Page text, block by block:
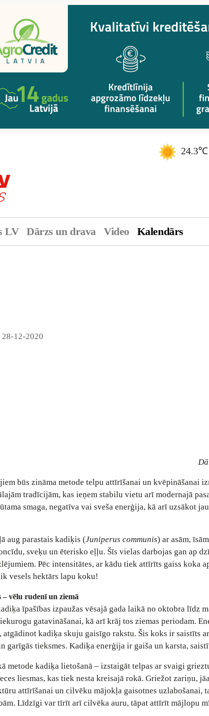
24.3℃
LV Dārzs un drava Video Kalendārs
28-12-2020
būs zināma metode telpu attīrīšanai un kvēpināšanai
tradīcijām, kas ieņem stabilu vietu arī modernajā
smaga, negatīva vai sveša enerģija, kā arī uzsākot
aug parastais kadiķis (Juniperus communis) ar asām,
sveķu un ēterisko eļļu. Šīs vielas darbojas gan ap
Pēc intensitātes, ar kādu tiek attīrīts gaiss koka
vesels hektārs lapu koku!
– vēlu rudenī un ziemā
īpašības izpaužas vēsajā gada laikā no oktobra līdz
gatavināšanai, kā arī krāj tos ziemas periodam.
kadiķa skuju gaisīgo rakstu. Šis koks ir saistīts
garīgās tieksmes. Kadiķa enerģija ir gaiša un karsta,
metode kadiķa lietošanā – izstaigāt telpas ar svaigi
liesmas, kas tiek nesta kreisajā rokā. Griežot zariņu,
attīrīšanai un cilvēku mājokļa gaisotnes uzlabošanai,
Līdzīgi var tīrīt arī cilvēka auru, tāpat attīrīt mājlopu